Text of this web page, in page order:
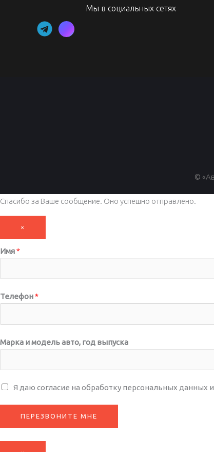
Мы в социальных сетях
©
Спасибо за Ваше сообщение. Оно успешно отправлено.
×
Имя*
Телефон*
Марка и модель авто, год выпуска
С
л
а
Я даю согласие на обработку персональных данных
ПЕРЕЗВОНИТЕ МНЕ